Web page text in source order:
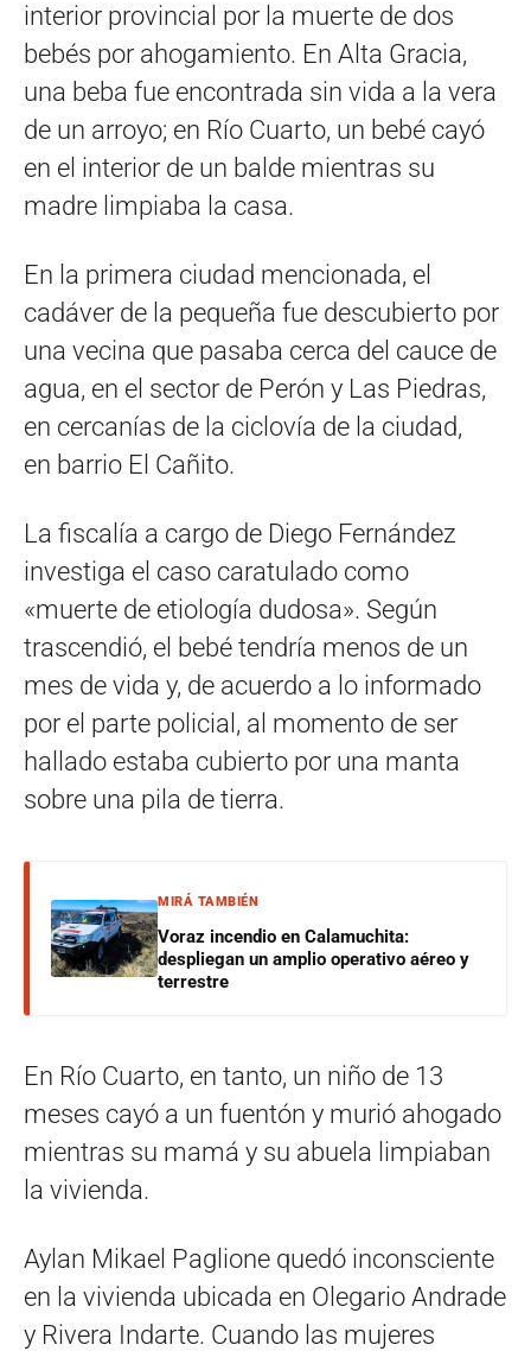
interior provincial por la muerte de dos
bebés por ahogamiento. En Alta Gracia,
una beba fue encontrada sin vida a la vera
de un arroyo; en Río Cuarto, un bebé cayó
en el interior de un balde mientras su
madre limpiaba la casa.
En la primera ciudad mencionada, el
cadáver de la pequeña fue descubierto por
una vecina que pasaba cerca del cauce de
agua, en el sector de Perón y Las Piedras,
en cercanías de la ciclovía de la ciudad,
en barrio El Cañito.
La fiscalía a cargo de Diego Fernández
investiga el caso caratulado como
«muerte de etiología dudosa». Según
trascendió, el bebé tendría menos de un
mes de vida y, de acuerdo a lo informado
por el parte policial, al momento de ser
hallado estaba cubierto por una manta
sobre una pila de tierra.
MIRÁ TAMBIÉN
Voraz incendio en Calamuchita:
despliegan un amplio operativo aéreo y
terrestre
En Río Cuarto, en tanto, un niño de 13
meses cayó a un fuentón y murió ahogado
mientras su mamá y su abuela limpiaban
la vivienda.
Aylan Mikael Paglione quedó inconsciente
en la vivienda ubicada en Olegario Andrade
y Rivera Indarte. Cuando las mujeres